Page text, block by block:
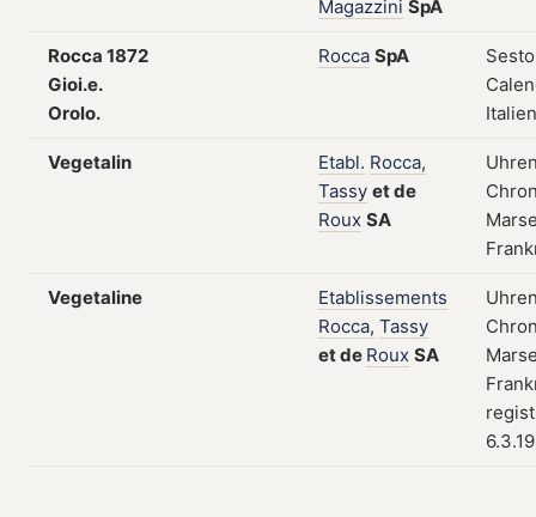
Magazzini SpA
Rocca 1872
Gioi.e.
Orolo.
Rocca SpA
Sesto
Italien
Vegetalin Etabl. Rocca,
Tassy etde
Roux SA
Vegetaline
Etablissements
Rocca, Tassy
etde Roux SA